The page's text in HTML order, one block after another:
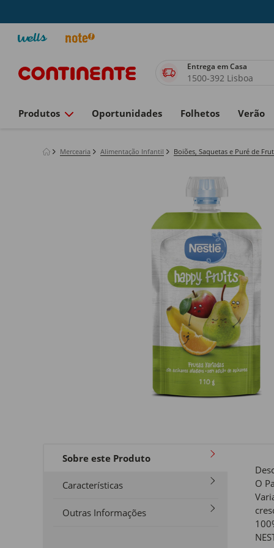
Entrega em Casa
1500-392 Lisboa
Produtos Oportunidades Folhetos Verão
Mercearia Alimentação Infantil Boiões, Saquetas e Puré de
Sobre este Produto
Características
Outras Informações
O